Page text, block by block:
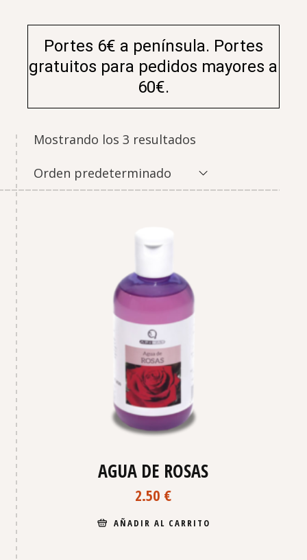
Portes 6€ a península. Portes
gratuitos para pedidos mayores a
60€.
Mostrando los 3 resultados
Orden predeterminado
AGUA DE ROSAS
2.50 €
AÑADIR AL CARRITO